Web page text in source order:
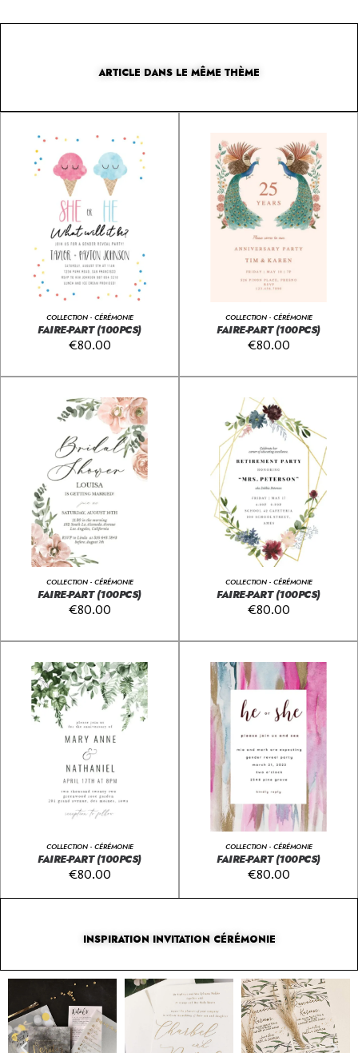
ARTICLE DANS LE MÊME THÈME
COLLECTION - CÉRÉMONIE
FAIRE-PART (100PCS)
€80.00
COLLECTION - CÉRÉMONIE
FAIRE-PART (100PCS)
€80.00
COLLECTION - CÉRÉMONIE
FAIRE-PART (100PCS)
€80.00
COLLECTION - CÉRÉMONIE
FAIRE-PART (100PCS)
€80.00
COLLECTION - CÉRÉMONIE
FAIRE-PART (100PCS)
€80.00
COLLECTION - CÉRÉMONIE
FAIRE-PART (100PCS)
€80.00
INSPIRATION INVITATION CÉRÉMONIE